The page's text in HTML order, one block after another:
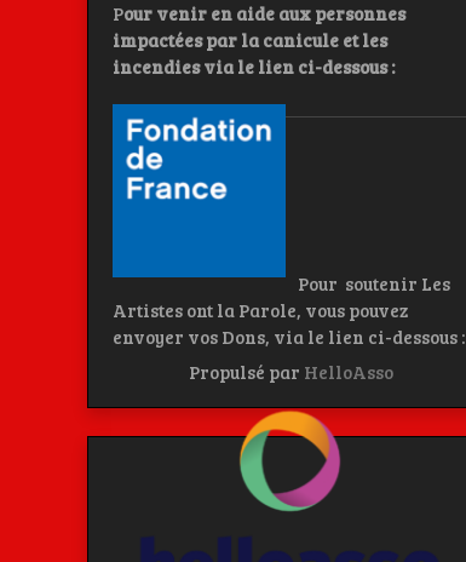
Pour venir en aide aux personnes
impactées par la canicule et les
incendies via le lien ci-dessous :
Pour soutenir Les
Artistes ont la Parole, vous pouvez
envoyer vos Dons, via le lien ci-dessous :
Propulsé par HelloAsso